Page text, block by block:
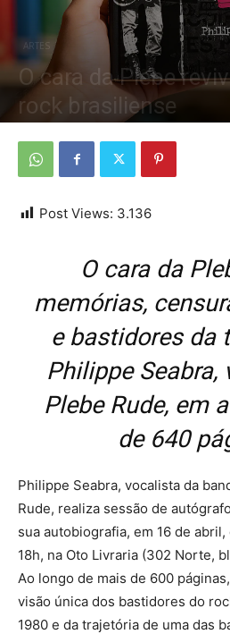
ARTES
O cara da Plebe
rock brasiliense
Post Views: 3.136
O cara da
memórias,
e bastidores da
Philippe Seabra,
Plebe Rude, em
de 640
Philippe Seabra, vocalista da
Rude, realiza sessão de
sua autobiografia, em 16 de
18h, na Oto Livraria (302 Norte,
Ao longo de mais de 600
visão única dos bastidores do
1980 e da trajetória de uma das